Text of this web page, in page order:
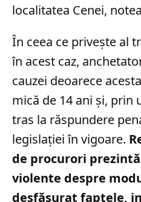
localitatea Cenei,
În ceea ce privește al
în acest caz,
cauzei deoarece
mică de 14 ani și, prin
tras la răspundere
legislației în vigoare.
de procurori
violente despre
desfășurat faptele,